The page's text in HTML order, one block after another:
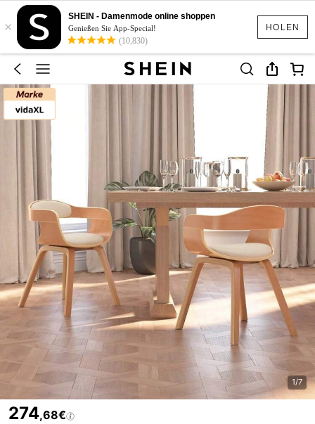
HOLEN
×
SHEIN - Damenmode online shoppen
Genießen Sie App-Special!
(10,830)
1/7
274,68€